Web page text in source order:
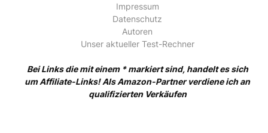
Impressum
Datenschutz
Autoren
Unser aktueller Test-Rechner
Bei Links die mit einem * markiert sind, handelt es sich
um Affiliate-Links! Als Amazon-Partner verdiene ich an
qualifizierten Verkäufen